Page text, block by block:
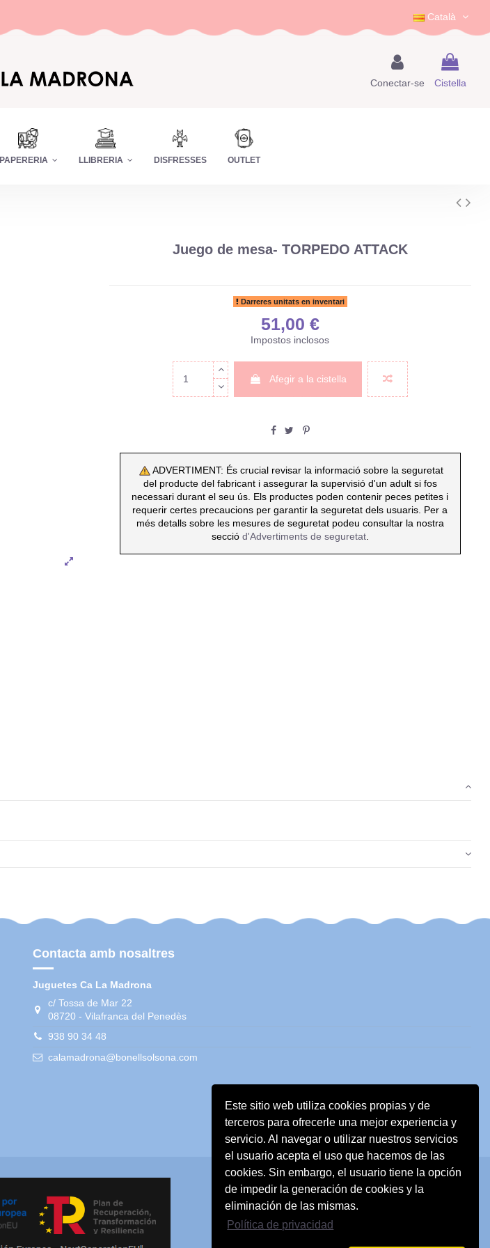
Este sitio web utiliza cookies propias y de
terceros para ofrecerle una mejor experiencia y
servicio. Al navegar o utilizar nuestros servicios
el usuario acepta el uso que hacemos de las
cookies. Sin embargo, el usuario tiene la opción
de impedir la generación de cookies y la
eliminación de las mismas.
Política de privacidad
Català
Conectar-se Cistella
PAPERERIA LLIBRERIA DISFRESSES OUTLET
Juego de mesa- TORPEDO ATTACK
Darreres unitats en inventari
51,00 €
Impostos inclosos
Afegir a la cistella
ADVERTIMENT: És crucial revisar la informació sobre la seguretat
del producte del fabricant i assegurar la supervisió d'un adult si fos
necessari durant el seu ús. Els productes poden contenir peces petites i
requerir certes precaucions per garantir la seguretat dels usuaris. Per a
més detalls sobre les mesures de seguretat podeu consultar la nostra
secció d'Advertiments de seguretat.
Contacta amb nosaltres
Juguetes Ca La Madrona
c/ Tossa de Mar 22
08720 - Vilafranca del Penedès
938 90 34 48
calamadrona@bonellsolsona.com